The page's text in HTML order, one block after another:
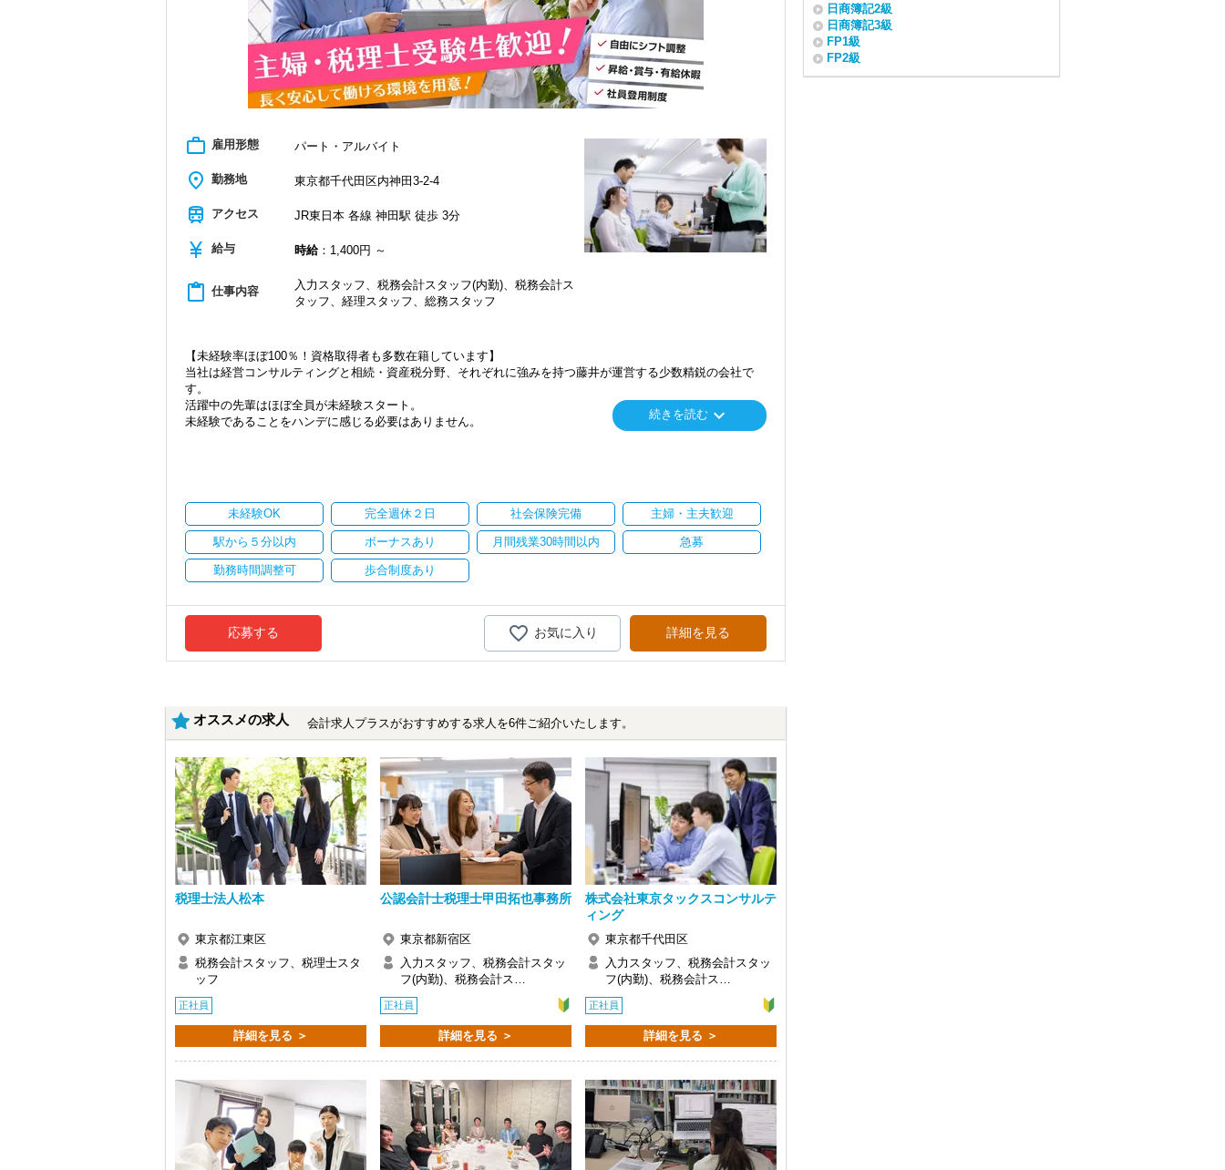
work_outline 雇用形態 パート・アルバイト
place 勤務地 東京都千代田区内神田3-2-4
train アクセス JR東日本 各線 神田駅 徒歩 3分
currency_yen 給与 時給：1,400円 ～
content_paste 仕事内容
入力スタッフ、税務会計スタッフ(内勤)、税務会計ス
タッフ、経理スタッフ、総務スタッフ
【未経験率ほぼ100％！資格取得者も多数在籍しています】
当社は経営コンサルティングと相続・資産税分野、それぞれに強みを持つ藤井が運営する少数精鋭の会社で
す。
活躍中の先輩はほぼ全員が未経験スタート。
未経験であることをハンデに感じる必要はありません。
現在支援している120件ほどの法人クライアントは、30代の若い伸び盛りの経営者が多いのが特徴です。
【飲食・医療を中心に多彩な業界をサポート】
幅広い業界のお客様を支える中でも、当社のお客様は飲食・医療業界のウエイトがやや多め。
その他にも建設業やデザイナーなど、多種多様なお客様のご相談に対応しています。
決算・申告や節税提案は言うまでもなく、自計化支援から資金繰り支援・経営コンサルティングにまで踏み込
んでいく。
こうしたきめ細やかなサービスを通じて、着実にお客様の信頼を獲得しています。
立地・アクセス共に良好で、通勤に対するストレスを感じることなく仕事に取り組むことができます。
残業もほとんどないため、仕事終わりに駅前で買い物を楽しむといったライフスタイルも実現可能です。
【eラーニング・OJTなど手厚い研修体制】
当社では、オンラインで基礎を学べるeラーニング体制を完備しています。
未経験からでも自分の成長スピードに合わせて学習できる環境です。
また、実務もOJT形式で少しずつ教えていくので成長を焦る必要もありません。
【未経験ならではの”吸収力”が強みになります】
この業界や仕事に先入観がなく、何でも素直に吸収できるというのは未経験者ならではの強み。
その武器を存分に発揮していただきたいと考えているため、当社は未経験を積極的に採用しています。
「本当に何も知らないけどいいのかな…」と、この業界への応募を迷っている方はどうぞお気軽にご応募くだ
イチから丁寧に教え、資格取得やキャリアアップなど全面的にサポートいたします。
【週4日・1日6時間から柔軟に対応！残業ほぼなし】
シフトや勤務時間に関しては最大限ご希望に合わせます。
例えば『扶養範囲内で働きたい』『学校と両立したい』など、働き方のご要望があれば何でもご相談くださ
【求めている人物像】
◎ゼロから税務・相続業務の経験を積みたい方
◎チームワークを大切にできる方
◎ゆくゆくは正社員を目指していきたい方
【将来的な正社員登用も大歓迎！】
アルバイトとして働きながら資格取得を目指す一方で、「資格取得後は正社員になりたい！」という方は、
続きを読む keyboard_arrow_down
未経験OK 完全週休２日 社会保険完備 主婦・主夫歓迎
駅から５分以内 ボーナスあり 月間残業30時間以内 急募
勤務時間調整可 歩合制度あり
応募する 詳細を見る
お気に入り
オススメの求人 会計求人プラスがおすすめする求人を6件ご紹介いたします。
税理士法人松本
東京都江東区
税務会計スタッフ、税理士スタ
ッフ
正社員
詳細を見る ＞
公認会計士税理士甲田拓也事務所
東京都新宿区
入力スタッフ、税務会計スタッ
フ(内勤)、税務会計ス…
正社員
詳細を見る ＞
株式会社東京タックスコンサルテ
ィング
東京都千代田区
入力スタッフ、税務会計スタッ
フ(内勤)、税務会計ス…
正社員
詳細を見る ＞
日商簿記2級
日商簿記3級
FP1級
FP2級